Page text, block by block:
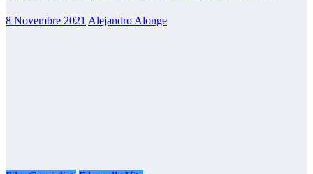
8 Novembre 2021 Alejandro Alonge